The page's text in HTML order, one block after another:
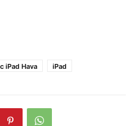
iPad Hava iPad